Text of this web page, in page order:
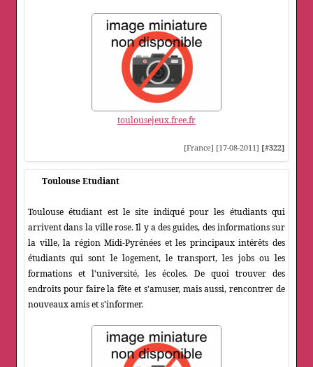
toulousejeux.free.fr
[France] [17-08-2011] [#322]
Toulouse Etudiant
Toulouse étudiant est le site indiqué pour les étudiants qui
arrivent dans la ville rose. Il y a des guides, des informations sur
la ville, la région Midi-Pyrénées et les principaux intérêts des
étudiants qui sont le logement, le transport, les jobs ou les
formations et l'université, les écoles. De quoi trouver des
endroits pour faire la fête et s'amuser, mais aussi, rencontrer de
nouveaux amis et s'informer.